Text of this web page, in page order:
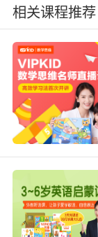
内容简介
《小学生科
相关课程推荐